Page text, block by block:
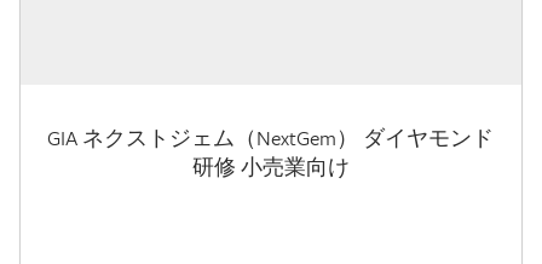
GIA ネクストジェム（NextGem） ダイヤモンド
研修 小売業向け